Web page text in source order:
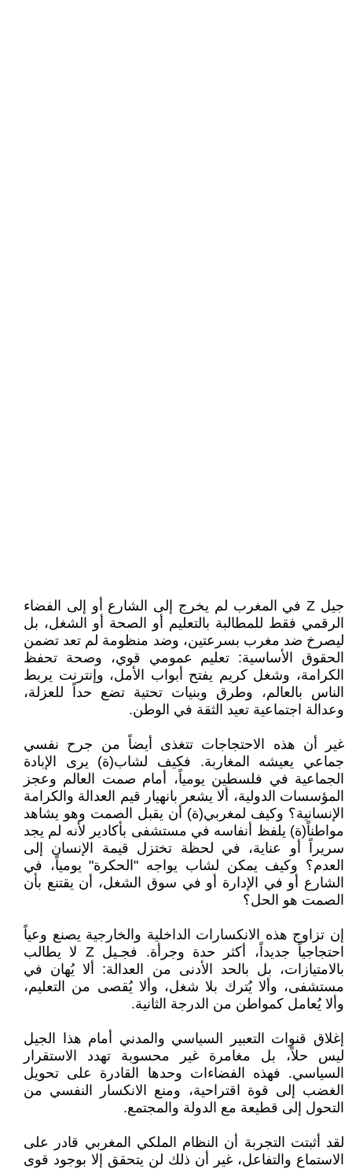
جيل Z في المغرب لم يخرج إلى الشارع أو إلى الفضاء
الرقمي فقط للمطالبة بالتعليم أو الصحة أو الشغل، بل
ليصرخ ضد مغرب بسرعتين، وضد منظومة لم تعد تضمن
الحقوق الأساسية: تعليم عمومي قوي، وصحة تحفظ
الكرامة، وشغل كريم يفتح أبواب الأمل، وإنترنت يربط
الناس بالعالم، وطرق وبنيات تحتية تضع حداً للعزلة،
وعدالة اجتماعية تعيد الثقة في الوطن.
غير أن هذه الاحتجاجات تتغذى أيضاً من جرح نفسي
جماعي يعيشه المغاربة. فكيف لشاب(ة) يرى الإبادة
الجماعية في فلسطين يومياً، أمام صمت العالم وعجز
المؤسسات الدولية، ألا يشعر بانهيار قيم العدالة والكرامة
الإنسانية؟ وكيف لمغربي(ة) أن يقبل الصمت وهو يشاهد
مواطناً(ة) يلفظ أنفاسه في مستشفى بأكادير لأنه لم يجد
سريراً أو عناية، في لحظة تختزل قيمة الإنسان إلى
العدم؟ وكيف يمكن لشاب يواجه "الحكرة" يومياً، في
الشارع أو في الإدارة أو في سوق الشغل، أن يقتنع بأن
الصمت هو الحل؟
إن تزاوج هذه الانكسارات الداخلية والخارجية يصنع وعياً
احتجاجياً جديداً، أكثر حدة وجرأة. فجـيل Z لا يطالب
بالامتيازات، بل بالحد الأدنى من العدالة: ألا يُهان في
مستشفى، وألا يُترك بلا شغل، وألا يُقصى من التعليم،
وألا يُعامل كمواطن من الدرجة الثانية.
إغلاق قنوات التعبير السياسي والمدني أمام هذا الجيل
ليس حلاً، بل مغامرة غير محسوبة تهدد الاستقرار
السياسي. فهذه الفضاءات وحدها القادرة على تحويل
الغضب إلى قوة اقتراحية، ومنع الانكسار النفسي من
التحول إلى قطيعة مع الدولة والمجتمع.
لقد أثبتت التجربة أن النظام الملكي المغربي قادر على
الاستماع والتفاعل، غير أن ذلك لن يتحقق إلا بوجود قوى